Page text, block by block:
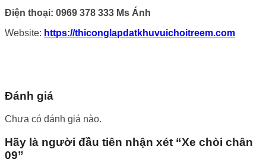
Điện thoại: 0969 378 333 Ms Ánh
Website: https://thiconglapdatkhuvuichoitreem.com
Đánh giá
Chưa có đánh giá nào.
Hãy là người đầu tiên nhận xét “Xe chòi chân
09”